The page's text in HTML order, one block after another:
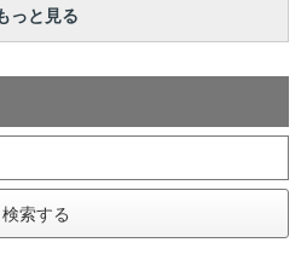
っと見る
検索する